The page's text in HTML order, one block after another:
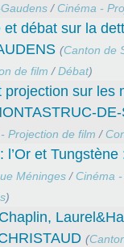
/ Cinéma -
débat sur la
(Canton de
de film /Débat)
projection sur les
Projection de film /
l’Or et
Méninges / Cinéma
)
(